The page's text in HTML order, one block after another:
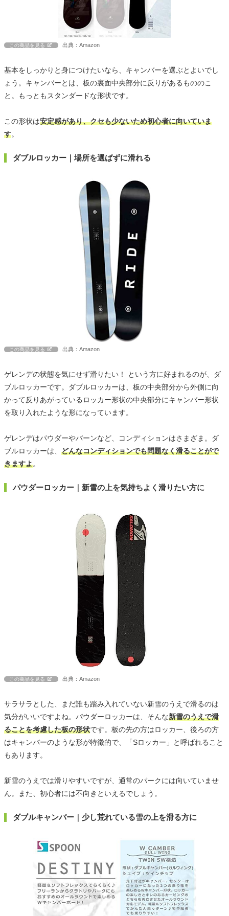
この商品を見る 出典：Amazon
基本をしっかりと身につけたいなら、キャンバーを選ぶとよいでし
ょう。キャンバーとは、板の裏面中央部分に反りがあるもののこ
と。もっともスタンダードな形状です。
この形状は安定感があり、クセも少ないため初心者に向いていま
す。
ダブルロッカー｜場所を選ばずに滑れる
この商品を見る 出典：Amazon
ゲレンデの状態を気にせず滑りたい！ という方に好まれるのが、ダ
ブルロッカーです。ダブルロッカーは、板の中央部分から外側に向
かって反りあがっているロッカー形状の中央部分にキャンバー形状
を取り入れたような形になっています。
ゲレンデはパウダーやバーンなど、コンディションはさまざま。ダ
ブルロッカーは、 どんなコンディションでも問題なく滑ることがで
きますよ。
パウダーロッカー｜新雪の上を気持ちよく滑りたい方に
この商品を見る 出典：Amazon
サラサラとした、まだ誰も踏み入れていない新雪のうえで滑るのは
気分がいいですよね。パウダーロッカーは、そんな新雪のうえで滑
ることを考慮した板の形状です。板の先の方はロッカー、後ろの方
はキャンバーのような形が特徴的で、「Sロッカー」と呼ばれること
もあります。
新雪のうえでは滑りやすいですが、通常のパークには向いていませ
ん。また、初心者には不向きといえるでしょう。
ダブルキャンバー｜少し荒れている雪の上を滑る方に